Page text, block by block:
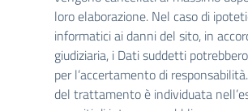
loro elaborazione. Nel caso di
informatici ai danni del sito, in
giudiziaria, i Dati suddetti
per l’accertamento di
del trattamento è individuata